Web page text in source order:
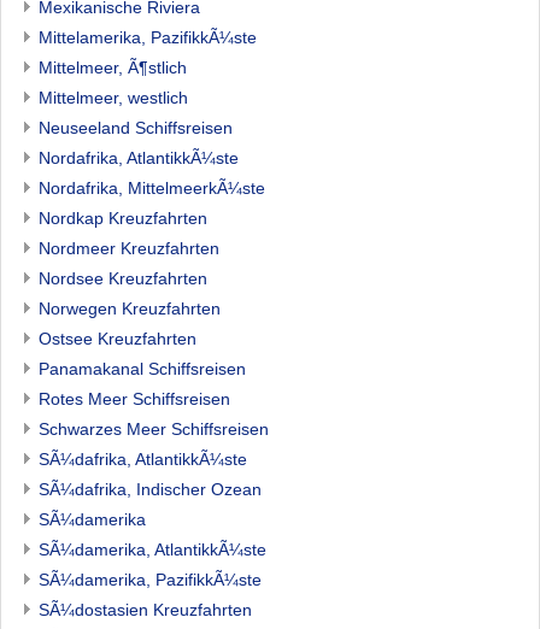
Mexikanische Riviera
Mittelamerika, PazifikkÃ¼ste
Mittelmeer, Ã¶stlich
Mittelmeer, westlich
Neuseeland Schiffsreisen
Nordafrika, AtlantikkÃ¼ste
Nordafrika, MittelmeerkÃ¼ste
Nordkap Kreuzfahrten
Nordmeer Kreuzfahrten
Nordsee Kreuzfahrten
Norwegen Kreuzfahrten
Ostsee Kreuzfahrten
Panamakanal Schiffsreisen
Rotes Meer Schiffsreisen
Schwarzes Meer Schiffsreisen
SÃ¼dafrika, AtlantikkÃ¼ste
SÃ¼dafrika, Indischer Ozean
SÃ¼damerika
SÃ¼damerika, AtlantikkÃ¼ste
SÃ¼damerika, PazifikkÃ¼ste
SÃ¼dostasien Kreuzfahrten